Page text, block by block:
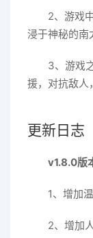
2、游戏
浸于神秘的南
3、游戏
援，对抗敌人
更新日志
v1.8.0版
1、增加
2、增加